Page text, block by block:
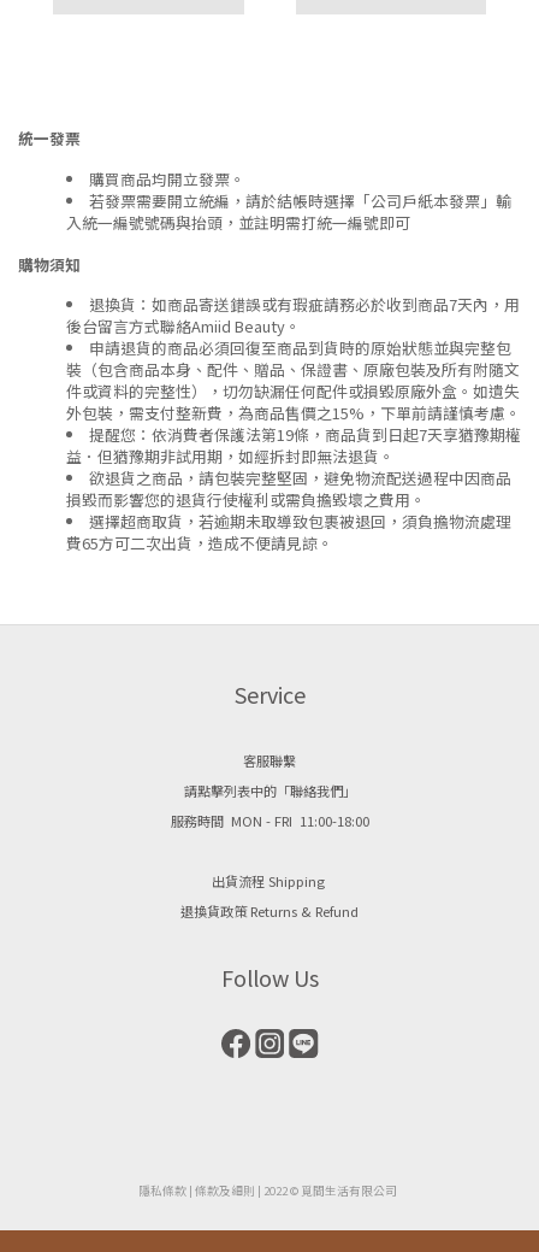
統一發票
購買商品均開立發票。
若發票需要開立統編，請於結帳時選擇「公司戶紙本發票」輸
入統一編號號碼與抬頭，並註明需打統一編號即可
購物須知
退換貨：如商品寄送錯誤或有瑕疵請務必於收到商品7天內，用
後台留言方式聯絡Amiid Beauty。
申請退貨的商品必須回復至商品到貨時的原始狀態並與完整包
裝（包含商品本身、配件、贈品、保證書、原廠包裝及所有附隨文
件或資料的完整性），切勿缺漏任何配件或損毀原廠外盒。如遺失
外包裝，需支付整新費，為商品售價之15%，下單前請謹慎考慮。
提醒您：依消費者保護法第19條，商品貨到日起7天享猶豫期權
益．但猶豫期非試用期，如經拆封即無法退貨。
欲退貨之商品，請包裝完整堅固，避免物流配送過程中因商品
損毀而影響您的退貨行使權利或需負擔毀壞之費用。
選擇超商取貨，若逾期未取導致包裹被退回，須負擔物流處理
費65方可二次出貨，造成不便請見諒。
Service
客服聯繫
請點擊列表中的「聯絡我們」
服務時間 MON - FRI 11:00-18:00
出貨流程 Shipping
退換貨政策 Returns & Refund
Follow Us
隱私條款| ​ 條款及細則 | 2022 © 覓間生活有限公司